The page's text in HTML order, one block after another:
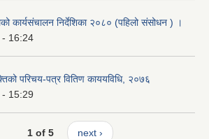
कार्यसंचालन निर्देशिका २०८० (पहिलो संसोधन ) ।
16:24
परिचय-पत्र वितिण काययविधि, २०७६
15:29
1 of 5 next ›